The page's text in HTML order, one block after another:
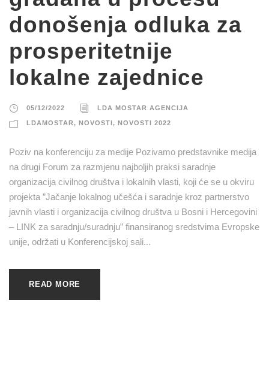
donošenja odluka za
prosperitetnije
lokalne zajednice
05/12/2022 LDA MOSTAR AGENCIJA
LDAMOSTAR, NOVOSTI, NOVOSTI 2022
Poziv na konferenciju za medije Pozivamo predstavnike medija
na drugi Forum za razmjenu najboljih praksi saradnje
organizacija civilnog društva i lokalnih vlasti, koji će se u okviru
projekta ”Jačanje lokalnog učešća i saradnje kroz partnerstvo
javnih vlasti i organizacija civilnog društva u Bosni i Hercegovini
– LINK za saradnju/suradnju” finansiranog sredstvima Evropske
unije, održati u Konferencijskoj sali...
READ MORE